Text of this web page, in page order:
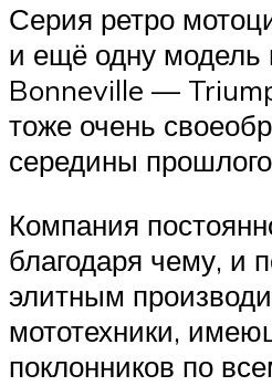
Серия ретро
и ещё одну модель
Bonneville —
тоже очень
середины
Компания
благодаря чему, и
элитным
мототехники,
поклонников по